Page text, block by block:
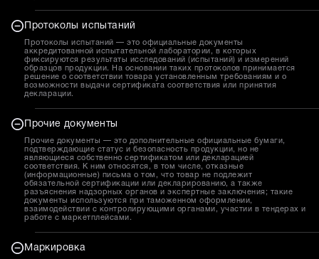
Протоколы испытаний
Протоколы испытаний — это официальные документы
аккредитованной испытательной лаборатории, в которых
фиксируются результаты исследований (испытаний) и измерений
образцов продукции. На основании таких протоколов принимается
решение о соответствии товара установленным требованиям и о
возможности выдачи сертификата соответствия или принятия
декларации.
Прочие документы
Прочие документы — это дополнительные официальные бумаги,
подтверждающие статус и безопасность продукции, но не
являющиеся собственно сертификатом или декларацией
соответствия. К ним относятся, в том числе, отказные
(информационные) письма о том, что товар не подлежит
обязательной сертификации или декларированию, а также
разъяснения надзорных органов и экспертные заключения; такие
документы используются при таможенном оформлении,
взаимодействии с контролирующими органами, участии в тендерах и
работе с маркетплейсами.
Маркировка